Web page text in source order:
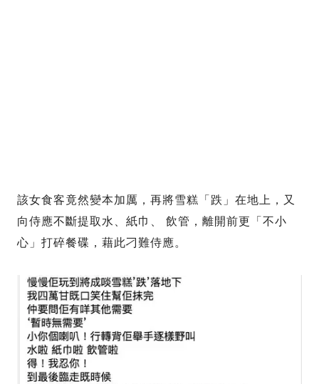
該女食客竟然變本加厲，再將雪糕「跌」在地上，又
向侍應不斷提取水、紙巾、 飲管，離開前更「不小
心」打碎餐碟，藉此刁難侍應。